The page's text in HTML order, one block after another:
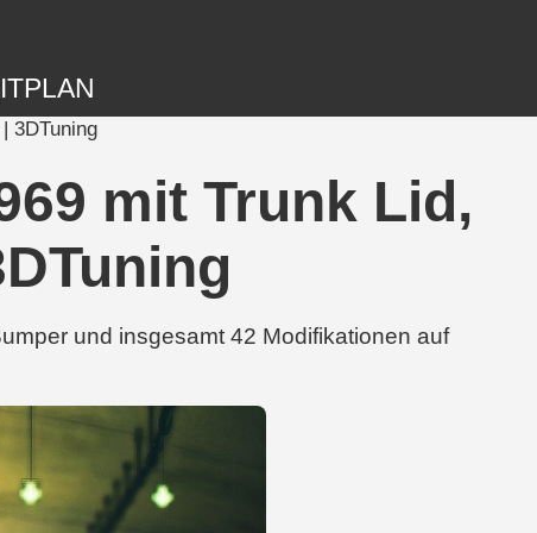
3DTuning
mit Trunk Lid,
und insgesamt 42 Modifikationen auf